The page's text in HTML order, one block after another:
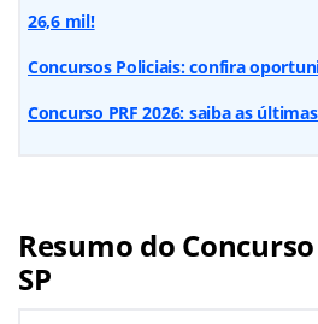
26,6 mil!
Concursos Policiais: confira
Concurso PRF 2026: saiba as
Resumo do
SP